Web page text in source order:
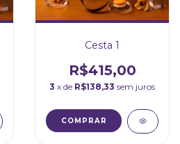
Cesta 1
R$415,00
3 x de R$138,33 sem juros